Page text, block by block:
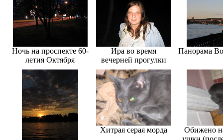
Ночь на проспекте 60-
летия Октября
Ира во время
вечерней прогулки
Панорама
Хитрая серая морда
Обижено